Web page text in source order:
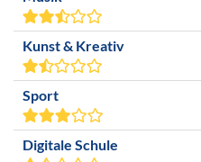
Kunst & Kreativ
Sport
Digitale Schule